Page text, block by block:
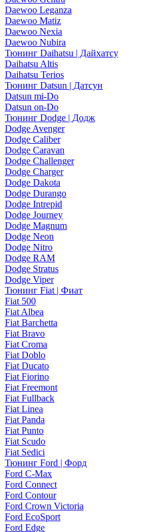
Daewoo Leganza
Daewoo Matiz
Daewoo Nexia
Daewoo Nubira
Тюнинг Daihatsu | Дайхатсу
Daihatsu Altis
Daihatsu Terios
Тюнинг Datsun | Датсун
Datsun mi-Do
Datsun on-Do
Тюнинг Dodge | Додж
Dodge Avenger
Dodge Caliber
Dodge Caravan
Dodge Challenger
Dodge Charger
Dodge Dakota
Dodge Durango
Dodge Intrepid
Dodge Journey
Dodge Magnum
Dodge Neon
Dodge Nitro
Dodge RAM
Dodge Stratus
Dodge Viper
Тюнинг Fiat | Фиат
Fiat 500
Fiat Albea
Fiat Barchetta
Fiat Bravo
Fiat Croma
Fiat Doblo
Fiat Ducato
Fiat Fiorino
Fiat Freemont
Fiat Fullback
Fiat Linea
Fiat Panda
Fiat Punto
Fiat Scudo
Fiat Sedici
Тюнинг Ford | Форд
Ford C-Max
Ford Connect
Ford Contour
Ford Crown Victoria
Ford EcoSport
Ford Edge